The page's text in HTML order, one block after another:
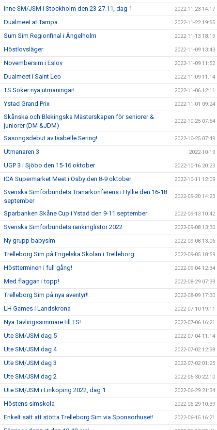
Inne SM/JSM i Stockholm den 23-27.11, dag 1 2022-11-23 14:17
Dualmeet at Tampa 2022-11-22 19:55
Sum Sim Regionfinal i Ängelholm 2022-11-13 18:19
Höstlovsläger 2022-11-09 13:43
Novembersim i Eslöv 2022-11-09 11:52
Dualmeet i Saint Leo 2022-11-09 11:14
TS Söker nya utmaningar! 2022-11-06 12:11
Ystad Grand Prix 2022-11-01 09:24
Skånska och Blekingska Mästerskapen för seniorer &
juniorer (DM &JDM)
2022-10-25 07:54
Säsongsdebut av Isabelle Sering! 2022-10-25 07:49
Utmanaren 3 2022-10-19
UGP 3 i Sjöbo den 15-16 oktober 2022-10-16 20:23
ICA Supermarket Meet i Osby den 8-9 oktober 2022-10-11 12:09
Svenska Simförbundets Tränarkonferens i Hyllie den 16-18
september
2022-09-20 14:23
Sparbanken Skåne Cup i Ystad den 9-11 september 2022-09-13 10:42
Svenska Simförbundets rankinglistor 2022 2022-09-08 13:30
Ny grupp babysim 2022-09-08 13:06
Trelleborg Sim på Engelska Skolan i Trelleborg 2022-09-05 18:59
Höstterminen i full gång! 2022-09-04 12:34
Med flaggan i topp! 2022-08-29 07:39
Trelleborg Sim på nya äventyr!! 2022-08-09 17:30
LH Games i Landskrona 2022-07-10 19:11
Nya Tävlingssimmare till TS! 2022-07-06 16:21
Ute SM/JSM dag 5 2022-07-04 11:14
Ute SM/JSM dag 4 2022-07-02 12:38
Ute SM/JSM dag 3 2022-07-02 01:25
Ute SM/JSM dag 2 2022-06-30 22:10
Ute SM/JSM i Linköping 2022, dag 1 2022-06-29 21:34
Höstens simskola 2022-06-29 10:39
Enkelt sätt att stötta Trelleborg Sim via Sponsorhuset! 2022-06-15 16:21